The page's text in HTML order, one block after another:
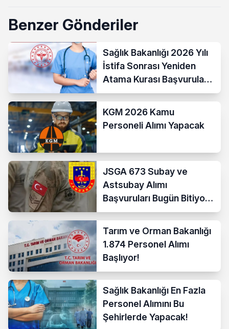
Benzer Gönderiler
Sağlık Bakanlığı 2026 Yılı
İstifa Sonrası Yeniden
Atama Kurası Başvuruları
Başladı! Şartlar Nedir?
KGM 2026 Kamu
Personeli Alımı Yapacak
JSGA 673 Subay ve
Astsubay Alımı
Başvuruları Bugün Bitiyor!
İşte Şartlar ve
Tarım ve Orman Bakanlığı
1.874 Personel Alımı
Başlıyor!
Sağlık Bakanlığı En Fazla
Personel Alımını Bu
Şehirlerde Yapacak!